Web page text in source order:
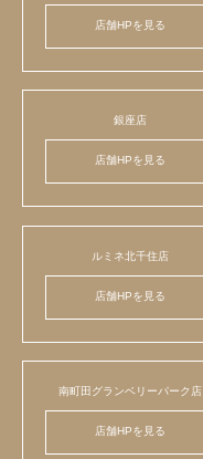
店舗HPを見る
銀座店
店舗HPを見る
ルミネ北千住店
店舗HPを見る
南町田グランベリーパーク店
店舗HPを見る